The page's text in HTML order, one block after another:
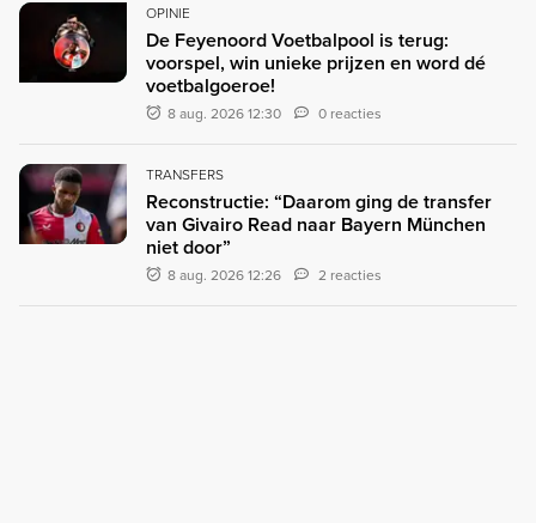
OPINIE
De Feyenoord Voetbalpool is terug:
voorspel, win unieke prijzen en word dé
voetbalgoeroe!
8 aug. 2026 12:30 0 reacties
TRANSFERS
Reconstructie: “Daarom ging de transfer
van Givairo Read naar Bayern München
niet door”
8 aug. 2026 12:26 2 reacties